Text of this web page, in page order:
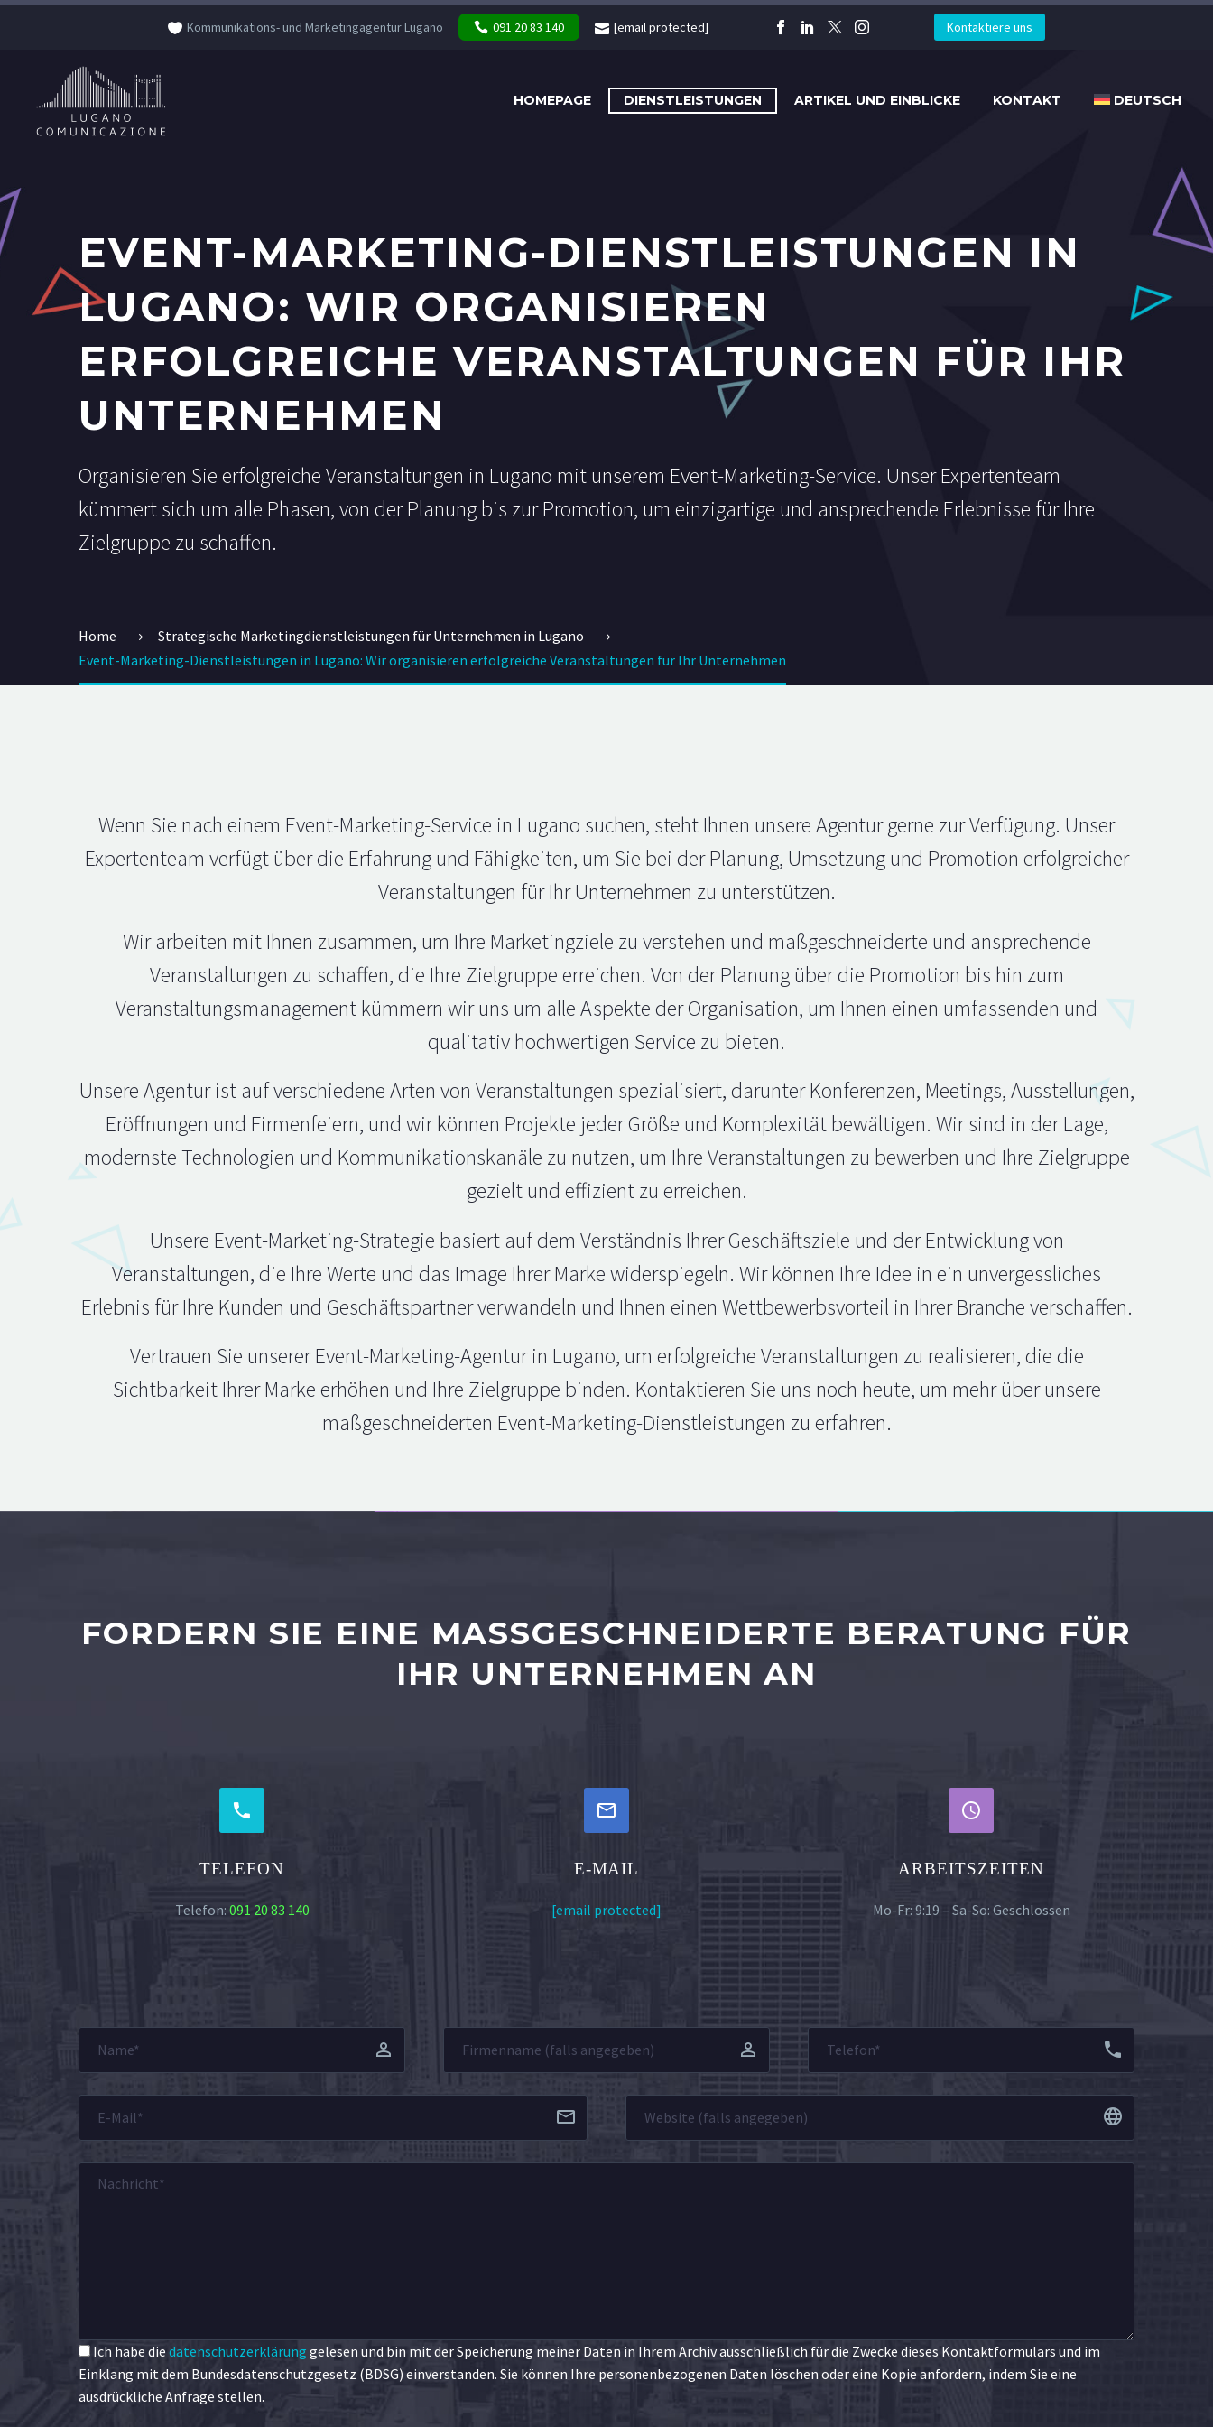
Kommunikations- und Marketingagentur Lugano 091 20 83 140 [email protected] Kontaktiere uns
HOMEPAGE DIENSTLEISTUNGEN ARTIKEL UND EINBLICKE KONTAKT DEUTSCH
EVENT-MARKETING-DIENSTLEISTUNGEN IN
LUGANO: WIR ORGANISIEREN
ERFOLGREICHE VERANSTALTUNGEN FÜR IHR
UNTERNEHMEN
Organisieren Sie erfolgreiche Veranstaltungen in Lugano mit unserem Event-Marketing-Service. Unser Expertenteam
kümmert sich um alle Phasen, von der Planung bis zur Promotion, um einzigartige und ansprechende Erlebnisse für Ihre
Zielgruppe zu schaffen.
Home
Strategische Marketingdienstleistungen für Unternehmen in Lugano
Event-Marketing-Dienstleistungen in Lugano: Wir organisieren erfolgreiche Veranstaltungen für Ihr Unternehmen
Wenn Sie nach einem Event-Marketing-Service in Lugano suchen, steht Ihnen unsere Agentur gerne zur Verfügung. Unser
Expertenteam verfügt über die Erfahrung und Fähigkeiten, um Sie bei der Planung, Umsetzung und Promotion erfolgreicher
Veranstaltungen für Ihr Unternehmen zu unterstützen.
Wir arbeiten mit Ihnen zusammen, um Ihre Marketingziele zu verstehen und maßgeschneiderte und ansprechende
Veranstaltungen zu schaffen, die Ihre Zielgruppe erreichen. Von der Planung über die Promotion bis hin zum
Veranstaltungsmanagement kümmern wir uns um alle Aspekte der Organisation, um Ihnen einen umfassenden und
qualitativ hochwertigen Service zu bieten.
Unsere Agentur ist auf verschiedene Arten von Veranstaltungen spezialisiert, darunter Konferenzen, Meetings, Ausstellungen,
Eröffnungen und Firmenfeiern, und wir können Projekte jeder Größe und Komplexität bewältigen. Wir sind in der Lage,
modernste Technologien und Kommunikationskanäle zu nutzen, um Ihre Veranstaltungen zu bewerben und Ihre Zielgruppe
gezielt und effizient zu erreichen.
Unsere Event-Marketing-Strategie basiert auf dem Verständnis Ihrer Geschäftsziele und der Entwicklung von
Veranstaltungen, die Ihre Werte und das Image Ihrer Marke widerspiegeln. Wir können Ihre Idee in ein unvergessliches
Erlebnis für Ihre Kunden und Geschäftspartner verwandeln und Ihnen einen Wettbewerbsvorteil in Ihrer Branche verschaffen.
Vertrauen Sie unserer Event-Marketing-Agentur in Lugano, um erfolgreiche Veranstaltungen zu realisieren, die die
Sichtbarkeit Ihrer Marke erhöhen und Ihre Zielgruppe binden. Kontaktieren Sie uns noch heute, um mehr über unsere
maßgeschneiderten Event-Marketing-Dienstleistungen zu erfahren.
FORDERN SIE EINE MASSGESCHNEIDERTE BERATUNG FÜR I
HR UNTERNEHMEN AN


TELEFON
Telefon: 091 20 83 140


E-MAIL
[email protected]


ARBEITSZEITEN
Mo-Fr: 9:19 – Sa-So: Geschlossen
Ich habe die datenschutzerklärung gelesen und bin mit der Speicherung meiner Daten in Ihrem Archiv ausschließlich für die Zwecke dieses Kontaktformulars und im
Einklang mit dem Bundesdatenschutzgesetz (BDSG) einverstanden. Sie können Ihre personenbezogenen Daten löschen oder eine Kopie anfordern, indem Sie eine
ausdrückliche Anfrage stellen.